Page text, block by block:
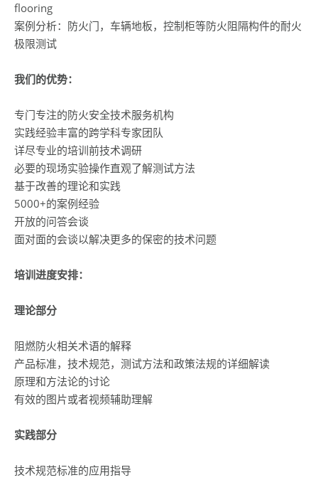
flooring
案例分析：防火门，车辆地板，控制柜等防火阻隔构件的耐火
极限测试
我们的优势：
专门专注的防火安全技术服务机构
实践经验丰富的跨学科专家团队
详尽专业的培训前技术调研
必要的现场实验操作直观了解测试方法
基于改善的理论和实践
5000+的案例经验
开放的问答会谈
面对面的会谈以解决更多的保密的技术问题
培训进度安排：
理论部分
阻燃防火相关术语的解释
产品标准，技术规范，测试方法和政策法规的详细解读
原理和方法论的讨论
有效的图片或者视频辅助理解
实践部分
技术规范标准的应用指导